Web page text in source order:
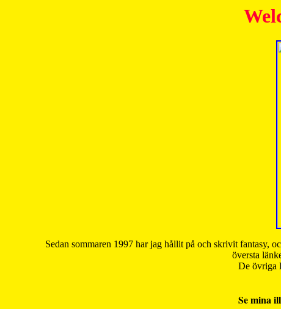
Sedan sommaren 1997 har jag hållit på och skrivit fantasy,
översta
De övriga
Se mina